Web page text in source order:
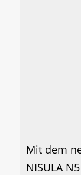
Mit dem
NISULA